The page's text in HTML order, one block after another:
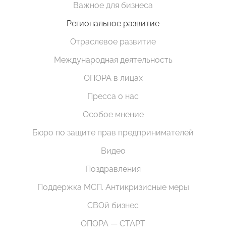
Важное для бизнеса
Региональное развитие
Отраслевое развитие
Международная деятельность
ОПОРА в лицах
Пресса о нас
Особое мнение
Бюро по защите прав предпринимателей
Видео
Поздравления
Поддержка МСП. Антикризисные меры
СВОй бизнес
ОПОРА — СТАРТ